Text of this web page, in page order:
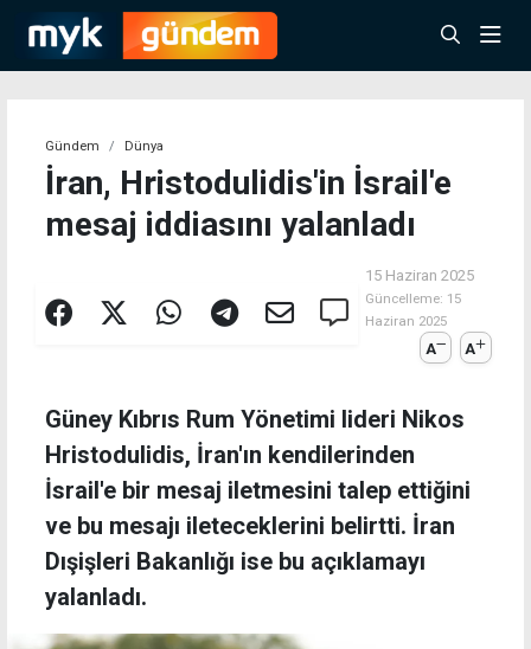
Gündem Dünya
İran, Hristodulidis'in İsrail'e
mesaj iddiasını yalanladı
15 Haziran 2025
Güncelleme: 15
Haziran 2025
A A
Güney Kıbrıs Rum Yönetimi lideri Nikos
Hristodulidis, İran'ın kendilerinden
İsrail'e bir mesaj iletmesini talep ettiğini
ve bu mesajı ileteceklerini belirtti. İran
Dışişleri Bakanlığı ise bu açıklamayı
yalanladı.